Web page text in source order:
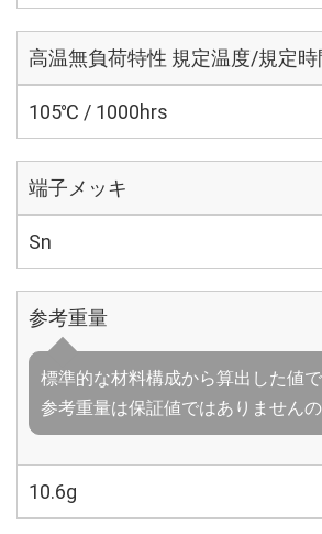
高温無負荷特性 規定温度/規定時
105℃ / 1000hrs
端子メッキ
Sn
参考重量
標準的な材料構成から算出した値
参考重量は保証値ではありません
10.6g